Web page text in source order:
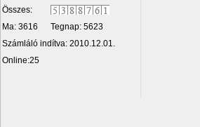
Összes:
Ma: 3616
Tegnap: 5623
Számláló indítva: 2010.12.01.
Online:25